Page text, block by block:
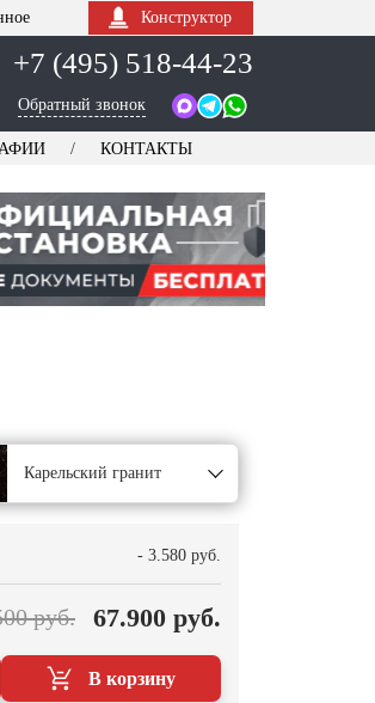
Конструктор
+7 (495) 518-44-23
Обратный звонок
КОНТАКТЫ
Карельский гранит
- 3.580 руб.
руб. 67.900 руб.
В корзину